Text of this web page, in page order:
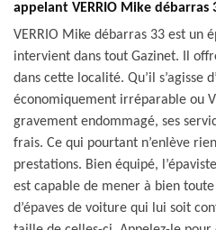
appelant VERRIO Mike débarras
VERRIO Mike débarras 33 est un
intervient dans tout Gazinet. Il
dans cette localité. Qu’il s’agisse
économiquement irréparable ou
gravement endommagé, ses
frais. Ce qui pourtant n’enlève
prestations. Bien équipé,
est capable de mener à bien
d’épaves de voiture qui lui soit